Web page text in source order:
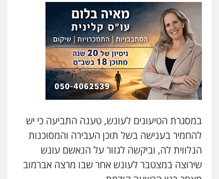
משרד עורכי דין טאי שרקי
פלילי אסירים תעבורה מרב"ד
0547556464
עו"ד אילן אלימלך
פלילי פשיעה חמורה תעבורה אסירים
0522992110
עו"ד שאדי נאטור
פלילי פשיעה חמורה מעצרים וחקירות
0509230800
במסגרת הטיעונים לעונש, טענה התביעה כי יש
להחמיר בענישה בשל תוכן העבירה והמסוכנות
הנלווית לה, וביקשה לגזור על הנאשם עונש
שירוצה במצטבר לעונש אחר שבו מרצה אברמוב